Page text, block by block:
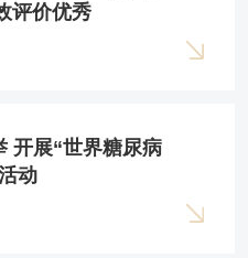
评价优秀
开展“世界糖尿病
动